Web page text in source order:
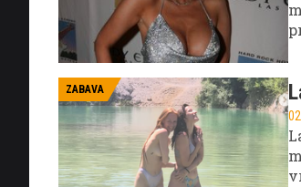
ZABAVA